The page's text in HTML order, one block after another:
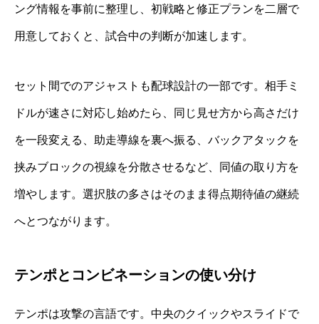
ング情報を事前に整理し、初戦略と修正プランを二層で
用意しておくと、試合中の判断が加速します。
セット間でのアジャストも配球設計の一部です。相手ミ
ドルが速さに対応し始めたら、同じ見せ方から高さだけ
を一段変える、助走導線を裏へ振る、バックアタックを
挟みブロックの視線を分散させるなど、同値の取り方を
増やします。選択肢の多さはそのまま得点期待値の継続
へとつながります。
テンポとコンビネーションの使い分け
テンポは攻撃の言語です。中央のクイックやスライドで